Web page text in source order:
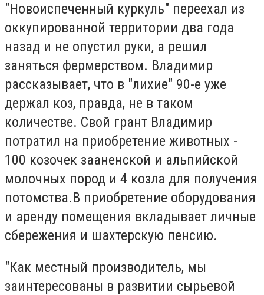
"Новоиспеченный куркуль" переехал из
оккупированной территории два года
назад и не опустил руки, а решил
заняться фермерством. Владимир
рассказывает, что в "лихие" 90-е уже
держал коз, правда, не в таком
количестве. Свой грант Владимир
потратил на приобретение животных -
100 козочек зааненской и альпийской
молочных пород и 4 козла для получения
потомства.В приобретение оборудования
и аренду помещения вкладывает личные
сбережения и шахтерскую пенсию.
"Как местный производитель, мы
заинтересованы в развитии сырьевой